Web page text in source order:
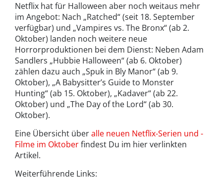
Netflix hat für Halloween aber noch weitaus mehr
im Angebot: Nach „Ratched“ (seit 18. September
verfügbar) und „Vampires vs. The Bronx“ (ab 2.
Oktober) landen noch weitere neue
Horrorproduktionen bei dem Dienst: Neben Adam
Sandlers „Hubbie Halloween“ (ab 6. Oktober)
zählen dazu auch „Spuk in Bly Manor“ (ab 9.
Oktober), „A Babysitter’s Guide to Monster
Hunting“ (ab 15. Oktober), „Kadaver“ (ab 22.
Oktober) und „The Day of the Lord“ (ab 30.
Oktober).
Eine Übersicht überalle neuen Netflix-Serien und -
Filme im Oktoberfindest Du im hier verlinkten
Artikel.
Weiterführende Links: